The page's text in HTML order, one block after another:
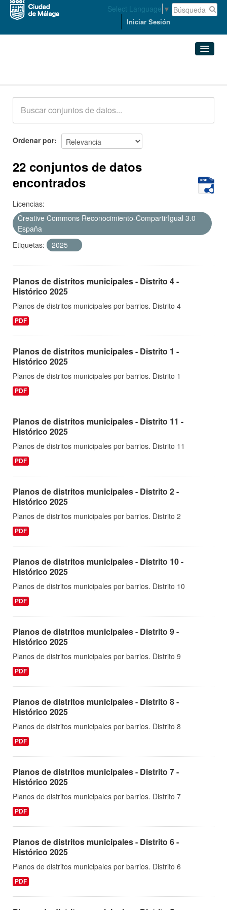
Select Language ▼
Iniciar Sesión
Acerca de
Ordenar por
22 conjuntos de datos
encontrados
Licencias:
Creative Commons Reconocimiento-CompartirIgual 3.0
España
Etiquetas:
2025
Planos de distritos municipales - Distrito 4 -
Histórico 2025
Planos de distritos municipales por barrios. Distrito 4
PDF
Planos de distritos municipales - Distrito 1 -
Histórico 2025
Planos de distritos municipales por barrios. Distrito 1
PDF
Planos de distritos municipales - Distrito 11 -
Histórico 2025
Planos de distritos municipales por barrios. Distrito 11
PDF
Planos de distritos municipales - Distrito 2 -
Histórico 2025
Planos de distritos municipales por barrios. Distrito 2
PDF
Planos de distritos municipales - Distrito 10 -
Histórico 2025
Planos de distritos municipales por barrios. Distrito 10
PDF
Planos de distritos municipales - Distrito 9 -
Histórico 2025
Planos de distritos municipales por barrios. Distrito 9
PDF
Planos de distritos municipales - Distrito 8 -
Histórico 2025
Planos de distritos municipales por barrios. Distrito 8
PDF
Planos de distritos municipales - Distrito 7 -
Histórico 2025
Planos de distritos municipales por barrios. Distrito 7
PDF
Planos de distritos municipales - Distrito 6 -
Histórico 2025
Planos de distritos municipales por barrios. Distrito 6
PDF